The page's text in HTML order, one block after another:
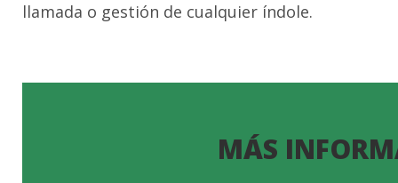
llamada o gestión de cualquier índole.
MÁS